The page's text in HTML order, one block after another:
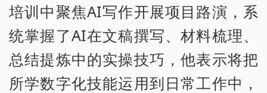
培训中聚焦AI写作开展项目路演，系
统掌握了AI在文稿撰写、材料梳理、
总结提炼中的实操技巧，他表示将把
所学数字化技能运用到日常工作中，